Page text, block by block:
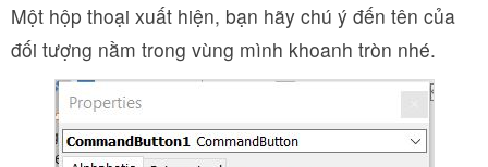
Một hộp thoại xuất hiện, bạn hãy chú ý đến tên của
đối tượng nằm trong vùng mình khoanh tròn nhé.